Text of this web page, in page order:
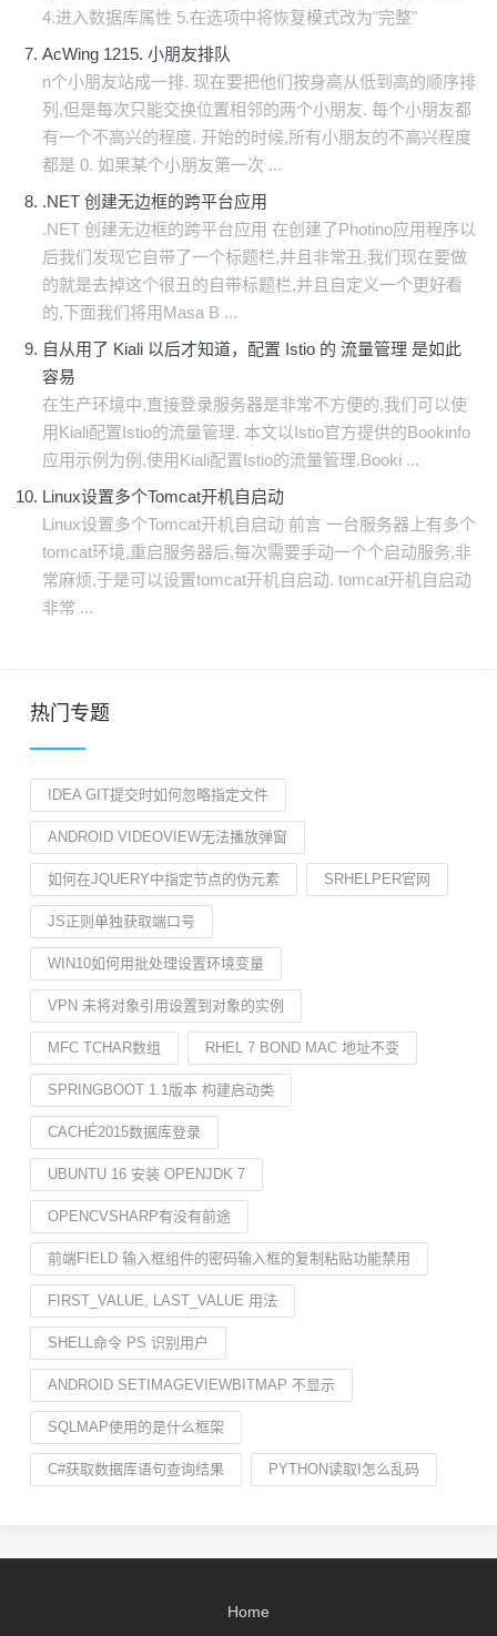
4.进入数据库属性 5.在选项中将恢复模式改为"完整"
AcWing 1215. 小朋友排队
n个小朋友站成一排. 现在要把他们按身高从低到高的顺序排
列,但是每次只能交换位置相邻的两个小朋友. 每个小朋友都
有一个不高兴的程度. 开始的时候,所有小朋友的不高兴程度
都是 0. 如果某个小朋友第一次 ...
.NET 创建无边框的跨平台应用
.NET 创建无边框的跨平台应用 在创建了Photino应用程序以
后我们发现它自带了一个标题栏,并且非常丑,我们现在要做
的就是去掉这个很丑的自带标题栏,并且自定义一个更好看
的,下面我们将用Masa B ...
自从用了 Kiali 以后才知道，配置 Istio 的 流量管理 是如此
容易
在生产环境中,直接登录服务器是非常不方便的,我们可以使
用Kiali配置Istio的流量管理. 本文以Istio官方提供的Bookinfo
应用示例为例,使用Kiali配置Istio的流量管理.Booki ...
Linux设置多个Tomcat开机自启动
Linux设置多个Tomcat开机自启动 前言 一台服务器上有多个
tomcat环境,重启服务器后,每次需要手动一个个启动服务,非
常麻烦,于是可以设置tomcat开机自启动. tomcat开机自启动
非常 ...
热门专题
IDEA GIT提交时如何忽略指定文件
ANDROID VIDEOVIEW无法播放弹窗
如何在JQUERY中指定节点的伪元素 SRHELPER官网
JS正则单独获取端口号
WIN10如何用批处理设置环境变量
VPN 未将对象引用设置到对象的实例
MFC TCHAR数组 RHEL 7 BOND MAC 地址不变
SPRINGBOOT 1.1版本 构建启动类
CACHÉ2015数据库登录
UBUNTU 16 安装 OPENJDK 7
OPENCVSHARP有没有前途
前端FIELD 输入框组件的密码输入框的复制粘贴功能禁用
FIRST_VALUE, LAST_VALUE 用法
SHELL命令 PS 识别用户
ANDROID SETIMAGEVIEWBITMAP 不显示
SQLMAP使用的是什么框架
C#获取数据库语句查询结果 PYTHON读取I怎么乱码
Home